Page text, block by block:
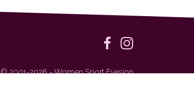
© 2001-2026 - Women Sport Evasion